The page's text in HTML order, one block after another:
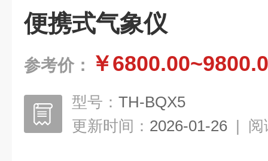
便携式气象仪
参考价： ￥
型号： TH-BQX5
更新时间： 2026-01-26 | 阅